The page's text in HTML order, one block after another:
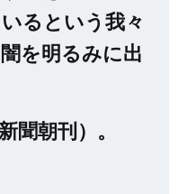
るという我々
を明るみに出
聞朝刊）。